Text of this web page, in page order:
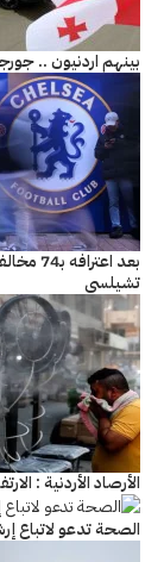
بينهم اردنيون .. جورجيا
بعد
تشيلسي
الأرصاد الأردنية :
الصحة تدعو لاتباع